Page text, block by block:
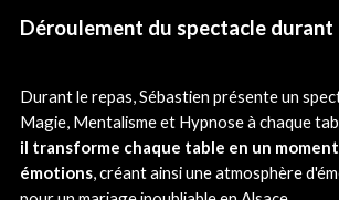
Déroulement du spectacle durant
Durant le repas, Sébastien présente un
Magie, Mentalisme et Hypnose à chaque
il transforme chaque table en un
émotions, créant ainsi une atmosphère